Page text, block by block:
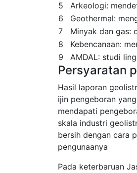
5
Arkeologi:
6
Geothermal:
7
Minyak dan gas:
8
Kebencanaan:
9
AMDAL: studi
Persyaratan
Hasil laporan
ijin pengeboran
mendapati
skala industri
bersih dengan cara
pengunaanya
Pada keterbaruan